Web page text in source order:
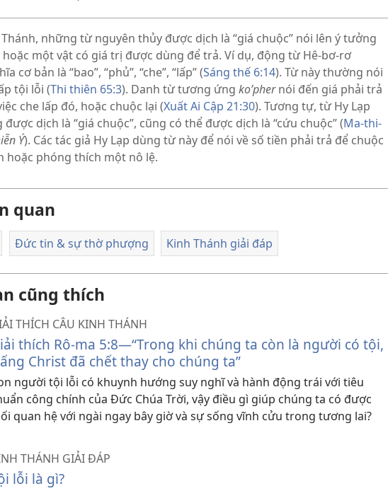
những từ nguyên thủy được dịch là “giá chuộc” nói lên ý tưởng
hoặc một vật có giá trị được dùng để trả. Ví dụ, động từ Hê-bơ-rơ
cơ bản là “bao”, “phủ”, “che”, “lấp” (Sáng thế 6:14). Từ này thường nói
tội lỗi (Thi thiên 65:3). Danh từ tương ứng koʹphernói đến giá phải trả
che lấp đó, hoặc chuộc lại (Xuất Ai Cập 21:30). Tương tự, từ Hy Lạp
dịch là “giá chuộc”, cũng có thể được dịch là “cứu chuộc” (Ma-thi-
Ý). Các tác giả Hy Lạp dùng từ này để nói về số tiền phải trả để chuộc
hoặc phóng thích một nô lệ.
quan
Đức tin & sự thờ phượng Kinh Thánh giải đáp
cũng thích
THÍCH CÂU KINH THÁNH
thích Rô-ma 5:8​—“Trong khi chúng ta còn là người có tội,
Christ đã chết thay cho chúng ta”
người tội lỗi có khuynh hướng suy nghĩ và hành động trái với tiêu
công chính của Đức Chúa Trời, vậy điều gì giúp chúng ta có được
quan hệ với ngài ngay bây giờ và sự sống vĩnh cửu trong tương lai?
THÁNH GIẢI ĐÁP
lỗi là gì?